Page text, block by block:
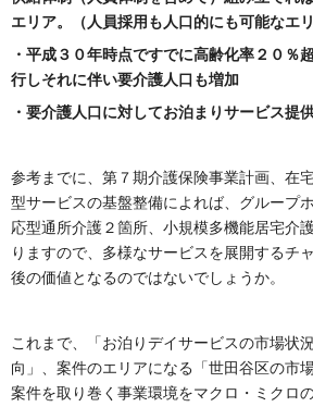
エリア。（人員採用も人口的にも可能なエ
・平成３０年時点ですでに高齢化率２０％
行しそれに伴い要介護人口も増加
・要介護人口に対してお泊まりサービス提
参考までに、第７期介護保険事業計画、在
型サービスの基盤整備によれば、グループ
応型通所介護２箇所、小規模多機能居宅介
りますので、多様なサービスを展開するチ
後の価値となるのではないでしょうか。
これまで、「お泊りデイサービスの市場状
向」、案件のエリアになる「世田谷区の市
案件を取り巻く事業環境をマクロ・ミクロ